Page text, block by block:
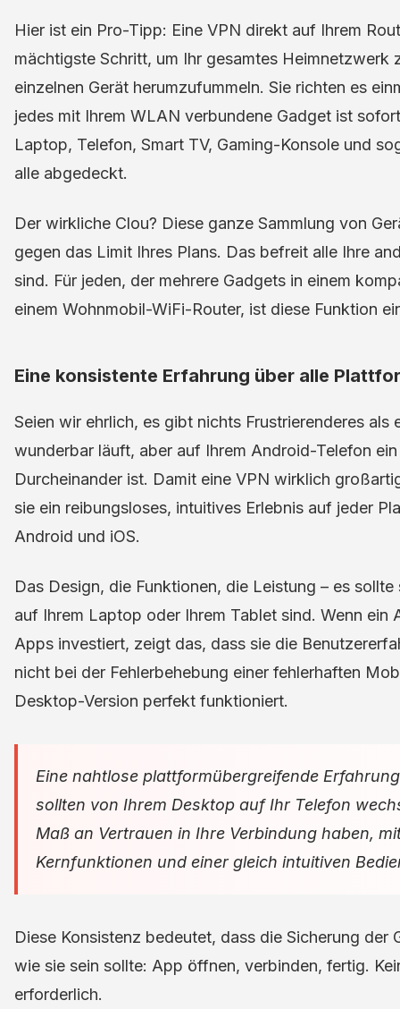
Hier ist ein Pro-Tipp: Eine VPN direkt auf Ihrem
mächtigste Schritt, um Ihr gesamtes Heimnetzwerk
einzelnen Gerät herumzufummeln. Sie richten es
jedes mit Ihrem WLAN verbundene Gadget ist
Laptop, Telefon, Smart TV, Gaming-Konsole und
alle abgedeckt.
Der wirkliche Clou? Diese ganze Sammlung von
gegen das Limit Ihres Plans. Das befreit alle Ihre
sind. Für jeden, der mehrere Gadgets in einem
einem Wohnmobil-WiFi-Router, ist diese Funktion
Eine konsistente Erfahrung über alle
Seien wir ehrlich, es gibt nichts Frustrierenderes als
wunderbar läuft, aber auf Ihrem Android-Telefon
Durcheinander ist. Damit eine VPN wirklich
sie ein reibungsloses, intuitives Erlebnis auf jeder
Android und iOS.
Das Design, die Funktionen, die Leistung – es
auf Ihrem Laptop oder Ihrem Tablet sind. Wenn ein
Apps investiert, zeigt das, dass sie die
nicht bei der Fehlerbehebung einer fehlerhaften
Desktop-Version perfekt funktioniert.
Eine nahtlose plattformübergreifende
sollten von Ihrem Desktop auf Ihr Telefon
Maß an Vertrauen in Ihre Verbindung haben,
Kernfunktionen und einer gleich intuitiven
Diese Konsistenz bedeutet, dass die Sicherung der
wie sie sein sollte: App öffnen, verbinden, fertig.
erforderlich.